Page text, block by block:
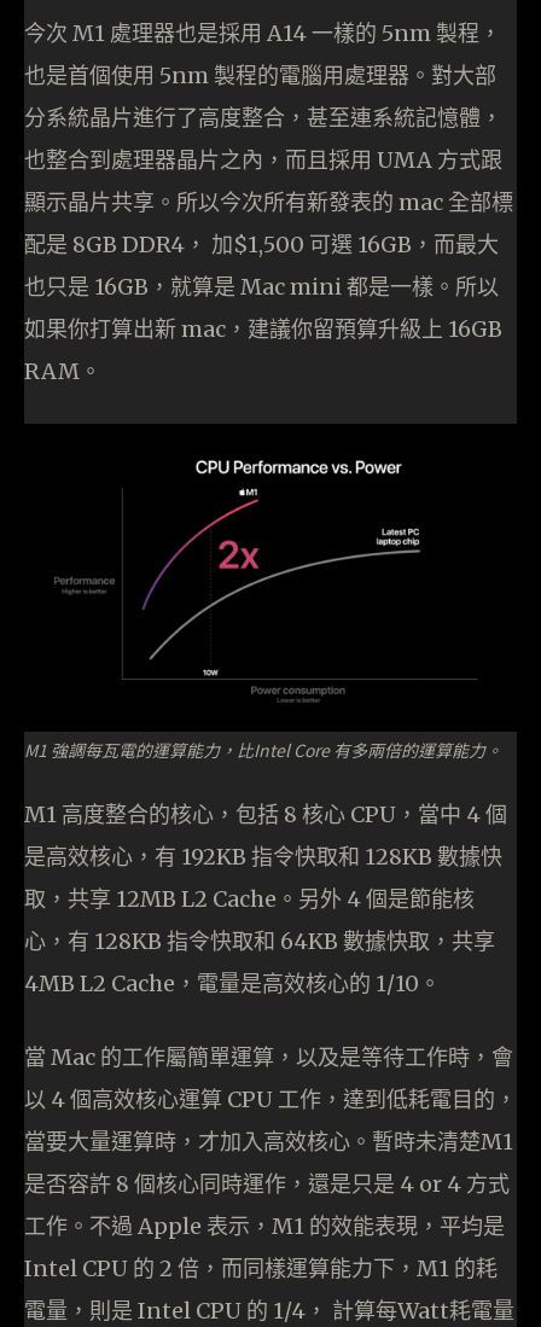
今次 M1 處理器也是採用 A14 一樣的 5nm 製程，
也是首個使用 5nm 製程的電腦用處理器。對大部
分系統晶片進行了高度整合，甚至連系統記憶體，
也整合到處理器晶片之內，而且採用 UMA 方式跟
顯示晶片共享。所以今次所有新發表的 mac 全部標
配是 8GB DDR4， 加$1,500 可選 16GB，而最大
也只是 16GB，就算是 Mac mini 都是一樣。所以
如果你打算出新 mac，建議你留預算升級上 16GB
RAM。
M1 強調每瓦電的運算能力，比Intel Core 有多兩倍的運算能力。
M1 高度整合的核心，包括 8 核心 CPU，當中 4 個
是高效核心，有 192KB 指令快取和 128KB 數據快
取，共享 12MB L2 Cache。另外 4 個是節能核
心，有 128KB 指令快取和 64KB 數據快取，共享
4MB L2 Cache，電量是高效核心的 1/10。
當 Mac 的工作屬簡單運算，以及是等待工作時，會
以 4 個高效核心運算 CPU 工作，達到低耗電目的，
當要大量運算時，才加入高效核心。暫時未清楚M1
是否容許 8 個核心同時運作，還是只是 4 or 4 方式
工作。不過 Apple 表示，M1 的效能表現，平均是
Intel CPU 的 2 倍，而同樣運算能力下，M1 的耗
電量，則是 Intel CPU 的 1/4， 計算每Watt耗電量